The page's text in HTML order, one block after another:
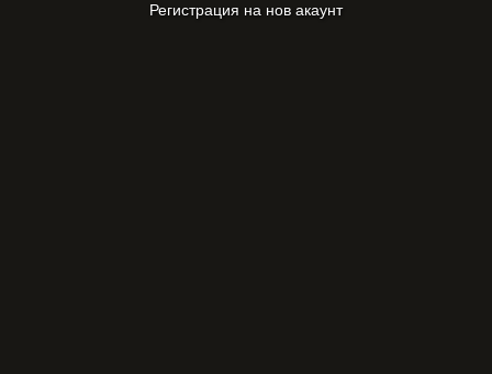
Регистрация на нов акаунт